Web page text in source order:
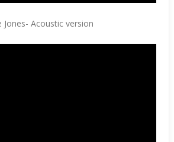
Acoustic version